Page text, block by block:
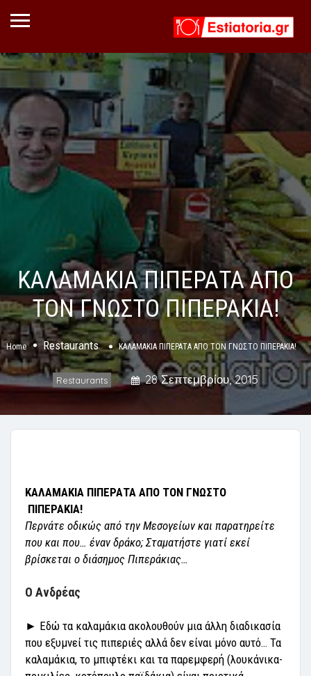
ΚΑΛΑΜΑΚΙΑ ΠΙΠΕΡΑΤΑ ΑΠΟ
ΤΟΝ ΓΝΩΣΤΟ ΠΙΠΕΡΑΚΙΑ!
Home Restaurants ΚΑΛΑΜΑΚΙΑ ΠΙΠΕΡΑΤΑ ΑΠΟ ΤΟΝ ΓΝΩΣΤΟ ΠΙΠΕΡΑΚΙΑ!
Restaurants 28 Σεπτεμβρίου, 2015
ΚΑΛΑΜΑΚΙΑ ΠΙΠΕΡΑΤΑ ΑΠΟ ΤΟΝ ΓΝΩΣΤΟ
ΠΙΠΕΡΑΚΙΑ!
Περνάτε οδικώς από την Μεσογείων και παρατηρείτε
που και που… έναν δράκο; Σταματήστε γιατί εκεί
βρίσκεται ο διάσημος Πιπεράκιας…
Ο Ανδρέας
► Εδώ τα καλαμάκια ακολουθούν μια άλλη διαδικασία
που εξυμνεί τις πιπεριές αλλά δεν είναι μόνο αυτό… Τα
καλαμάκια, το μπιφτέκι και τα παρεμφερή (λουκάνικα-